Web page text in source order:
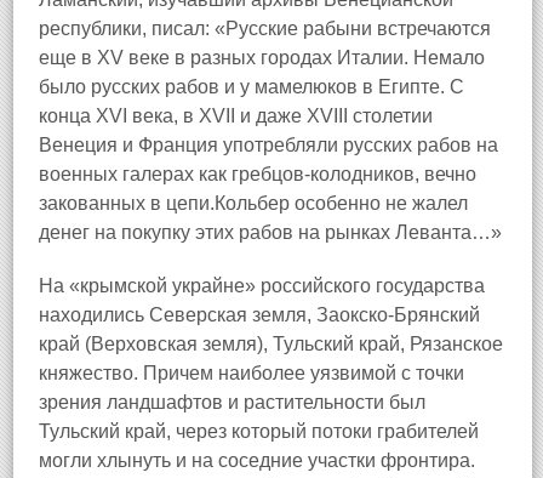
республики, писал: «Русские рабыни встречаются
еще в XV веке в разных городах Италии. Немало
было русских рабов и у мамелюков в Египте. С
конца XVI века, в XVII и даже XVIII столетии
Венеция и Франция употребляли русских рабов на
военных галерах как гребцов-колодников, вечно
закованных в цепи.Кольбер особенно не жалел
денег на покупку этих рабов на рынках Леванта…»
На «крымской украйне» российского государства
находились Северская земля, Заокско-Брянский
край (Верховская земля), Тульский край, Рязанское
княжество. Причем наиболее уязвимой с точки
зрения ландшафтов и растительности был
Тульский край, через который потоки грабителей
могли хлынуть и на соседние участки фронтира.